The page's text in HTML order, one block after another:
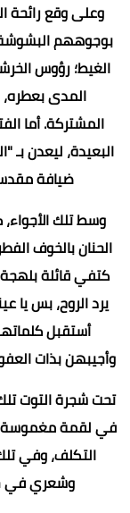
المرتوية. لم
بمثابة
وعلى وقع رائحة
بوجوههم
الغيط؛ رؤوس
المدى
المشتركة. أما
البعيدة، ليعدن
ضيافة
وسط تلك
الحنان بالخوف
كتفي قائلة بلهجة
يرد الروح، بس يا
أستقبل
وأجيبهن بذات
تحت شجرة التوت
في لقمة مغموسة